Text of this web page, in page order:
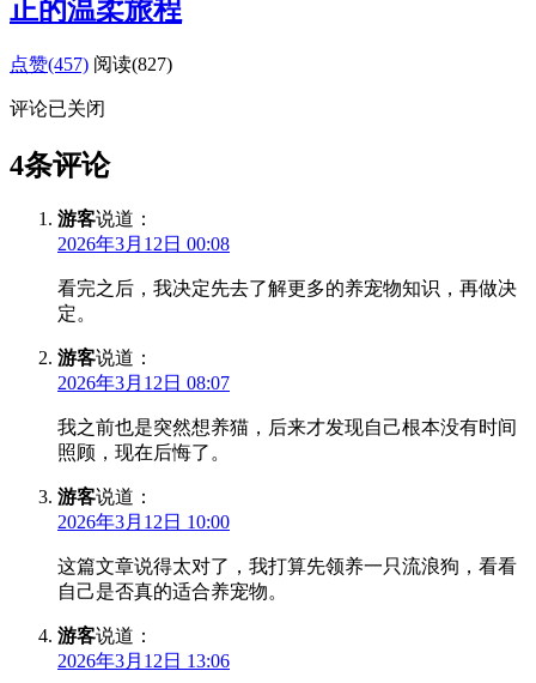
正的温柔旅程
点赞(457) 阅读(827)
评论已关闭
4条评论
游客说道：
2026年3月12日 00:08
看完之后，我决定先去了解更多的养宠物知识，再做决
定。
游客说道：
2026年3月12日 08:07
我之前也是突然想养猫，后来才发现自己根本没有时间
照顾，现在后悔了。
游客说道：
2026年3月12日 10:00
这篇文章说得太对了，我打算先领养一只流浪狗，看看
自己是否真的适合养宠物。
游客说道：
2026年3月12日 13:06